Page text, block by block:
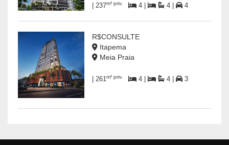
| 237m² priv. 4 | 4 | 4
R$CONSULTE
Itapema
Meia Praia
| 261 m² priv. 4 | 4 | 3